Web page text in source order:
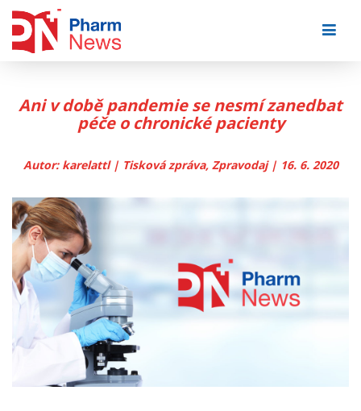
Ani v době pandemie se nesmí zanedbat
péče o chronické pacienty
Autor: karelattl | Tisková zpráva, Zpravodaj | 16. 6. 2020